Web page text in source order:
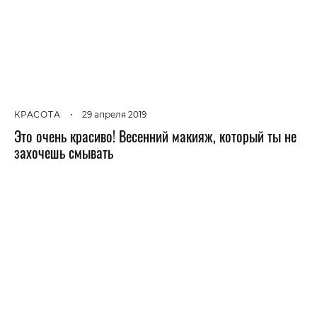
КРАСОТА • 29 апреля 2019
Это очень красиво! Весенний макияж, который ты не
захочешь смывать